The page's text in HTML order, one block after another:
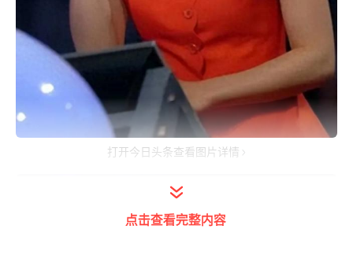
打开今日头条查看图片详情
点击查看完整内容